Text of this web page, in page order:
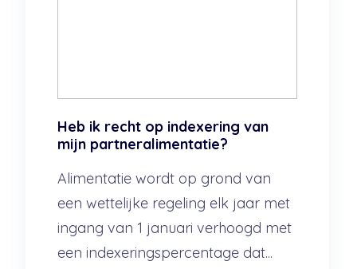
Heb ik recht op indexering van
mijn partneralimentatie?
Alimentatie wordt op grond van
een wettelijke regeling elk jaar met
ingang van 1 januari verhoogd met
een indexeringspercentage dat...